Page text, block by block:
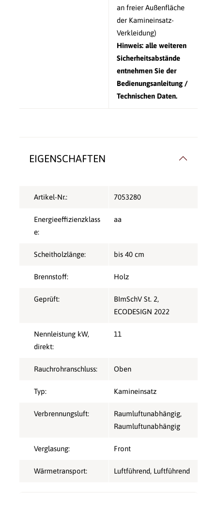
an freier Außenfläche
der Kamineinsatz-
Verkleidung)
Hinweis: alle weiteren
Sicherheitsabstände
entnehmen Sie der
Bedienungsanleitung /
Technischen Daten.
EIGENSCHAFTEN
Artikel-Nr.: 7053280
Energieeffizienzklass
e:
aa
Scheitholzlänge: bis 40 cm
Brennstoff: Holz
Geprüft: BImSchV St. 2,
ECODESIGN 2022
Nennleistung kW,
direkt:
11
Rauchrohranschluss: Oben
Typ: Kamineinsatz
Verbrennungsluft: Raumluftunabhängig,
Raumluftunabhängig
Verglasung: Front
Wärmetransport: Luftführend, Luftführend